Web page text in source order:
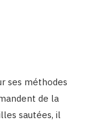
ses méthodes
de la
sautées, il